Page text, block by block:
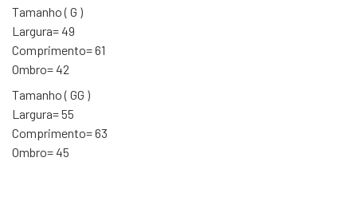
Tamanho ( G )
Largura= 49
Comprimento= 61
Ombro= 42
Tamanho ( GG )
Largura= 55
Comprimento= 63
Ombro= 45